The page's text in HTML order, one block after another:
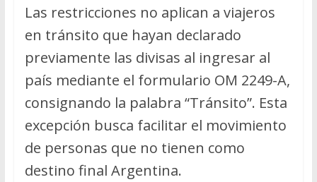
Las restricciones no aplican a viajeros
en tránsito que hayan declarado
previamente las divisas al ingresar al
país mediante el formulario OM 2249-A,
consignando la palabra “Tránsito”. Esta
excepción busca facilitar el movimiento
de personas que no tienen como
destino final Argentina.